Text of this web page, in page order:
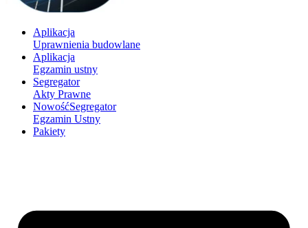
Aplikacja
Uprawnienia budowlane
Aplikacja
Egzamin ustny
Segregator
Akty Prawne
NowośćSegregator
Egzamin Ustny
Pakiety